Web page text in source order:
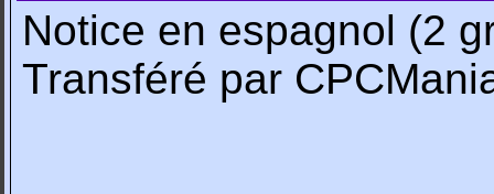
Notice en espagnol (2
Transféré par